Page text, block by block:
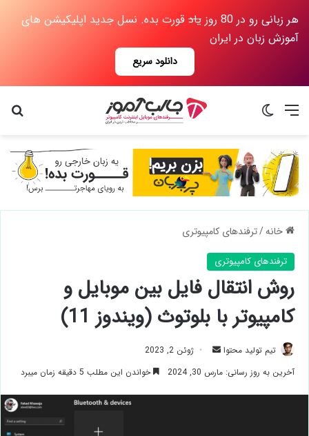
هر زبانی رو در 80 روز یاد قورت بده. نسل جدید اپلیکیشن های
آموزش زبان در ایران
دانلود سریع
منو
خانه/ترفندهای کامپیوتری
ترفندهای کامپیوتری
روش انتقال فایل بین موبایل و
کامپیوتر با بلوتوث (ویندوز 11)
تیم تولید محتوا
ارسال
ایمیل
ژوئن 2, 2023
آخرین به روز رسانی: مارس 30, 2024
خواندن این مطلب 5 دقیقه زمان میبرد